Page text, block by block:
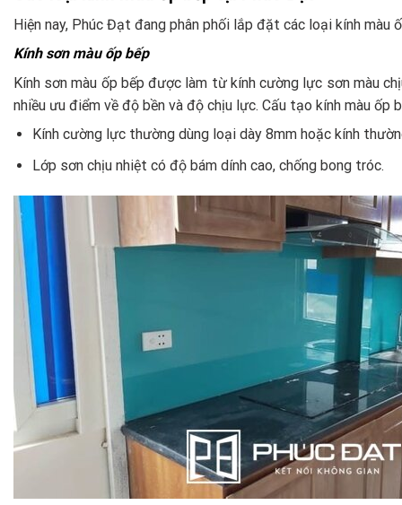
Hiện nay, Phúc Đạt đang phân phối lắp đặt các loại kính màu
Kính sơn màu ốp bếp
Kính sơn màu ốp bếp được làm từ kính cường lực sơn màu
nhiều ưu điểm về độ bền và độ chịu lực. Cấu tạo kính màu ốp
Kính cường lực thường dùng loại dày 8mm hoặc kính
Lớp sơn chịu nhiệt có độ bám dính cao, chống bong tróc.